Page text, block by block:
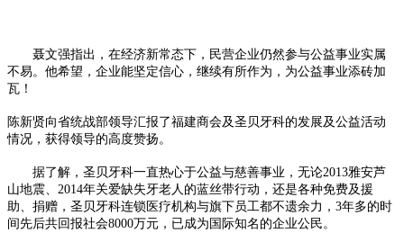
聂文强指出，在经济新常态下，民营企业仍然参与公益事业实属
不易。他希望，企业能坚定信心，继续有所作为，为公益事业添砖加
瓦！
陈新贤向省统战部领导汇报了福建商会及圣贝牙科的发展及公益活动
情况，获得领导的高度赞扬。
据了解，圣贝牙科一直热心于公益与慈善事业，无论2013雅安芦
山地震、2014年关爱缺失牙老人的蓝丝带行动，还是各种免费及援
助、捐赠，圣贝牙科连锁医疗机构与旗下员工都不遗余力，3年多的时
间先后共回报社会8000万元，已成为国际知名的企业公民。